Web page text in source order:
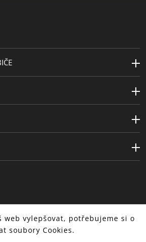
web vylepšovat, potřebujeme si o
soubory Cookies.